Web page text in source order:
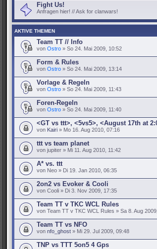
Fight Us!
Anfragen hier! // Ask for clanwars!
AKTIVE THEMEN
Team TT // Info
von Ostro » So 24. Mai 2009, 10:52
Form & Rules
von Ostro » So 24. Mai 2009, 13:14
Vorlage & Regeln
von Ostro » So 24. Mai 2009, 11:43
Foren-Regeln
von Ostro » So 24. Mai 2009, 11:40
<GT vs ttt>, <5vs5>, <August 17th at
von Kairi » Mo 16. Aug 2010, 07:16
ttt vs team planet
von jupiter » Mi 11. Aug 2010, 11:42
A* vs. ttt
von Neo » Di 19. Jan 2010, 06:35
2on2 vs Evoker & Cooli
von Cooli » Di 3. Nov 2009, 17:35
Team TT v TKC WCL Rules
von Team TT v TKC WCL Rules » Sa 8. Aug
Team TT vs NFO
von nfo_ghost » Mi 29. Jul 2009, 09:48
TNP vs TTT 5on5 4 Gps